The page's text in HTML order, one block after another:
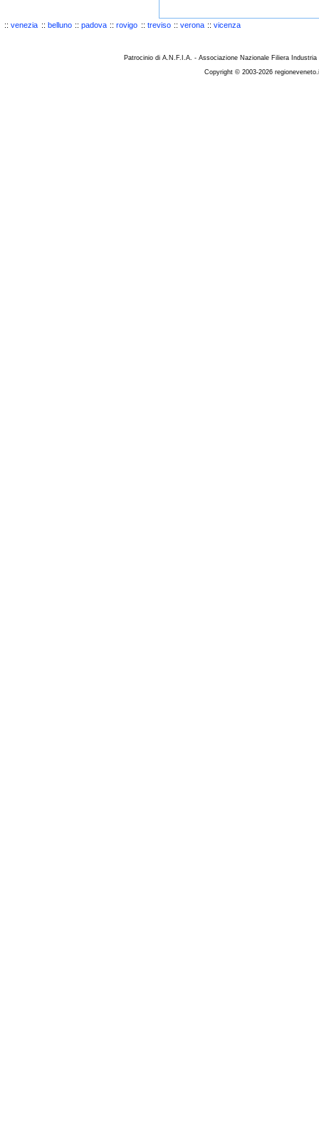
:: venezia :: belluno :: padova :: rovigo :: treviso :: verona :: vicenza
Patrocinio di A.N.F.I.A. - Associazione Nazionale Filiera
Copyright © 2003-2026